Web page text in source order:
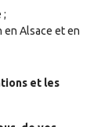
;
en Alsace et en
et les